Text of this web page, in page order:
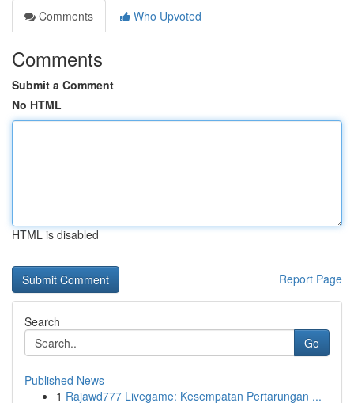
Comments
Who Upvoted
Comments
Submit a Comment
No HTML
HTML is disabled
Report Page
Search
Go
Published News
1 Rajawd777 Livegame: Kesempatan Pertarungan ...